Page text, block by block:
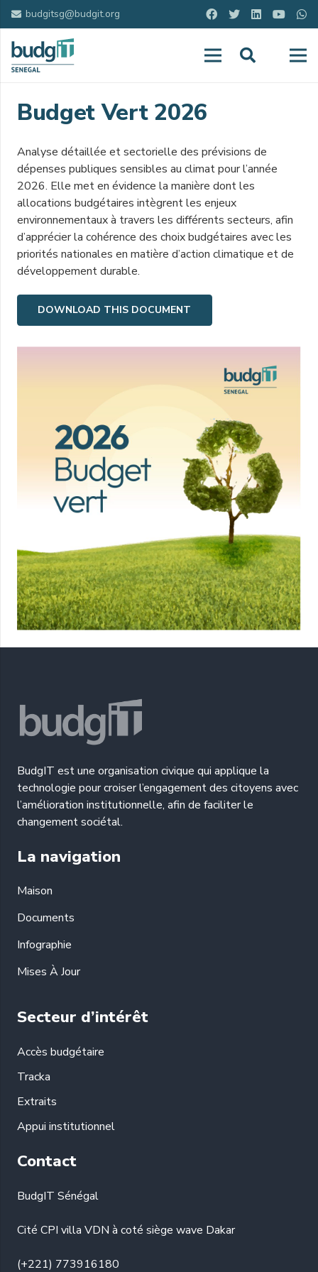
budgitsg@budgit.org
Budget Vert 2026
Analyse détaillée et sectorielle des prévisions de
dépenses publiques sensibles au climat pour l’année
2026. Elle met en évidence la manière dont les
allocations budgétaires intègrent les enjeux
environnementaux à travers les différents secteurs, afin
d’apprécier la cohérence des choix budgétaires avec les
priorités nationales en matière d’action climatique et de
développement durable.
DOWNLOAD THIS DOCUMENT
BudgIT est une organisation civique qui applique la
technologie pour croiser l’engagement des citoyens avec
l’amélioration institutionnelle, afin de faciliter le
changement sociétal.
La navigation
Maison
Documents
Infographie
Mises À Jour
Secteur d’intérêt
Accès budgétaire
Tracka
Extraits
Appui institutionnel
Contact
BudgIT Sénégal
Cité CPI villa VDN à coté siège wave Dakar
(+221) 773916180